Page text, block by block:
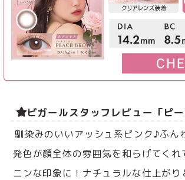
ビガールスタッフレビュー「ピー
馴染みのいいアッシュ系ピンク♪ふん
発色が顔全体の雰囲気を和らげてくれ
ニンな印象に！ナチュラルな仕上がり